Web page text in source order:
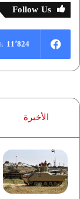
Follow Us
11٬824
الأخيرة